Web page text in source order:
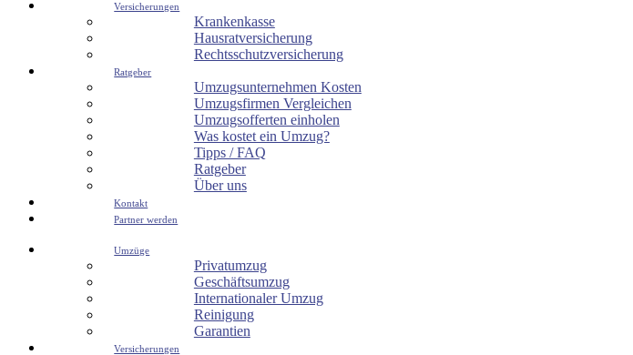
Versicherungen
Krankenkasse
Hausratversicherung
Rechtsschutzversicherung
Ratgeber
Umzugsunternehmen Kosten
Umzugsfirmen Vergleichen
Umzugsofferten einholen
Was kostet ein Umzug?
Tipps / FAQ
Ratgeber
Über uns
Kontakt
Partner werden
Umzüge
Privatumzug
Geschäftsumzug
Internationaler Umzug
Reinigung
Garantien
Versicherungen